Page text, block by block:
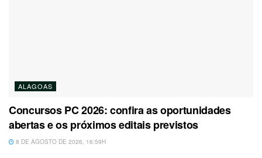
ALAGOAS
Concursos PC 2026: confira as oportunidades
abertas e os próximos editais previstos
8 DE AGOSTO DE 2026, 16:59H